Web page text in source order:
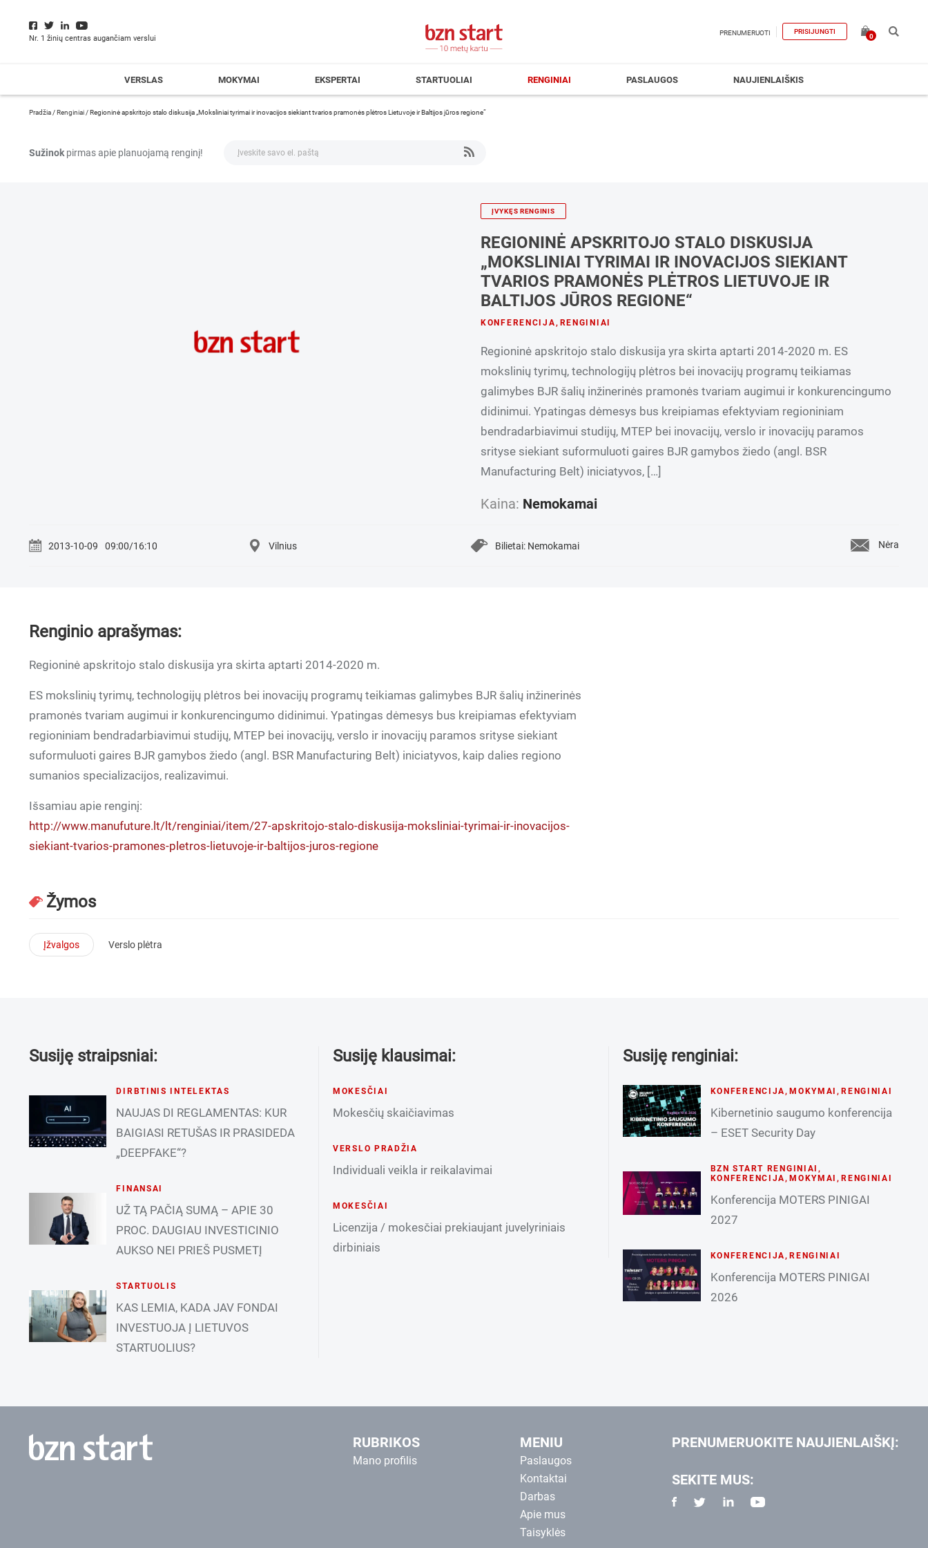
Nr. 1 žinių centras augančiam verslui
PRENUMERUOTI PRISIJUNGTI
0
VERSLAS MOKYMAI EKSPERTAI STARTUOLIAI RENGINIAI PASLAUGOS NAUJIENLAIŠKIS
Pradžia /Renginiai /Regioninė apskritojo stalo diskusija „Moksliniai tyrimai ir inovacijos siekiant tvarios pramonės plėtros Lietuvoje ir Baltijos jūros regione“
Sužinok pirmas apie planuojamą renginį!
ĮVYKĘS RENGINIS
REGIONINĖ APSKRITOJO STALO DISKUSIJA
„MOKSLINIAI TYRIMAI IR INOVACIJOS SIEKIANT
TVARIOS PRAMONĖS PLĖTROS LIETUVOJE IR
BALTIJOS JŪROS REGIONE“
KONFERENCIJA, RENGINIAI
Regioninė apskritojo stalo diskusija yra skirta aptarti 2014-2020 m. ES
mokslinių tyrimų, technologijų plėtros bei inovacijų programų teikiamas
galimybes BJR šalių inžinerinės pramonės tvariam augimui ir konkurencingumo
didinimui. Ypatingas dėmesys bus kreipiamas efektyviam regioniniam
bendradarbiavimui studijų, MTEP bei inovacijų, verslo ir inovacijų paramos
srityse siekiant suformuluoti gaires BJR gamybos žiedo (angl. BSR
Manufacturing Belt) iniciatyvos, […]
Kaina: Nemokamai
2013-10-09 09:00/16:10 Vilnius Bilietai: Nemokamai Nėra
Renginio aprašymas:
Regioninė apskritojo stalo diskusija yra skirta aptarti 2014-2020 m.
ES mokslinių tyrimų, technologijų plėtros bei inovacijų programų teikiamas galimybes BJR šalių inžinerinės
pramonės tvariam augimui ir konkurencingumo didinimui. Ypatingas dėmesys bus kreipiamas efektyviam
regioniniam bendradarbiavimui studijų, MTEP bei inovacijų, verslo ir inovacijų paramos srityse siekiant
suformuluoti gaires BJR gamybos žiedo (angl. BSR Manufacturing Belt) iniciatyvos, kaip dalies regiono
sumanios specializacijos, realizavimui.
Išsamiau apie renginį:
http://www.manufuture.lt/lt/renginiai/item/27-apskritojo-stalo-diskusija-moksliniai-tyrimai-ir-inovacijos-
siekiant-tvarios-pramones-pletros-lietuvoje-ir-baltijos-juros-regione
Žymos
Įžvalgos Verslo plėtra
Susiję straipsniai:
DIRBTINIS INTELEKTAS
NAUJAS DI REGLAMENTAS: KUR
BAIGIASI RETUŠAS IR PRASIDEDA
„DEEPFAKE“?
FINANSAI
UŽ TĄ PAČIĄ SUMĄ – APIE 30
PROC. DAUGIAU INVESTICINIO
AUKSO NEI PRIEŠ PUSMETĮ
STARTUOLIS
KAS LEMIA, KADA JAV FONDAI
INVESTUOJA Į LIETUVOS
STARTUOLIUS?
Susiję klausimai:
MOKESČIAI
Mokesčių skaičiavimas
VERSLO PRADŽIA
Individuali veikla ir reikalavimai
MOKESČIAI
Licenzija / mokesčiai prekiaujant juvelyriniais
dirbiniais
Susiję renginiai:
KONFERENCIJA ,MOKYMAI ,RENGINIAI
Kibernetinio saugumo konferencija
– ESET Security Day
BZN START RENGINIAI ,
KONFERENCIJA ,MOKYMAI ,RENGINIAI
Konferencija MOTERS PINIGAI
2027
KONFERENCIJA ,RENGINIAI
Konferencija MOTERS PINIGAI
2026
RUBRIKOS
Mano profilis
MENIU
Paslaugos
Kontaktai
Darbas
Apie mus
Taisyklės
PRENUMERUOKITE NAUJIENLAIŠKĮ:
SEKITE MUS: